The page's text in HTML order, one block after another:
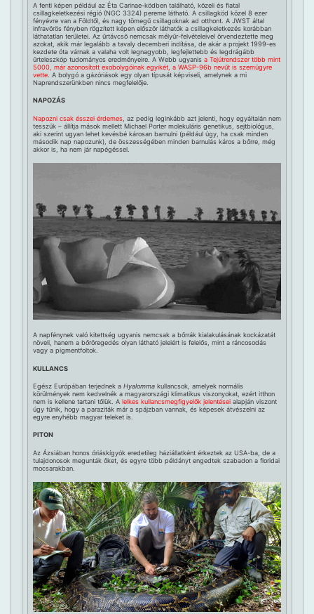
A fenti képen például az Éta Carinae-ködben található, közeli és fiatal
csillagkeletkezési régió (NGC 3324) pereme látható. A csillagköd közel 8 ezer
fényévre van a Földtől, és nagy tömegű csillagoknak ad otthont. A JWST által
infravörös fényben rögzített képen először láthatók a csillagkeletkezés korábban
láthatatlan területei. Az űrtávcső nemcsak mélyűr-felvételeivel örvendeztette meg
azokat, akik már legalább a tavaly decemberi indítása, de akár a projekt 1999-es
kezdete óta várnak a valaha volt legnagyobb, legfejlettebb és legdrágább
űrteleszkóp tudományos eredményeire. A Webb ugyanis a Tejútrendszer több mint
5000, már azonosított exobolygóinak egyikét, a WASP-96b nevűt is szemügyre
vette . A bolygó a gázóriások egy olyan típusát képviseli, amelynek a mi
Naprendszerünkben nincs megfelelője.
NAPOZÁS
Napozni csak ésszel érdemes , az pedig leginkább azt jelenti, hogy egyáltalán nem
tesszük – állítja mások mellett Michael Porter molekuláris genetikus, sejtbiológus,
aki szerint ugyan lehet kevésbé károsan barnulni (például úgy, ha csak minden
második nap napozunk), de összességében minden barnulás káros a bőrre, még
akkor is, ha nem jár napégéssel.
A napfénynek való kitettség ugyanis nemcsak a bőrrák kialakulásának kockázatát
növeli, hanem a bőröregedés olyan látható jeleiért is felelős, mint a ráncosodás
vagy a pigmentfoltok.
KULLANCS
Egész Európában terjednek a Hyalomma kullancsok, amelyek normális
körülmények nem kedvelnék a magyarországi klimatikus viszonyokat, ezért itthon
nem is kellene tartani tőlük. A lelkes kullancsmegfigyelők jelentései alapján viszont
úgy tűnik, hogy a paraziták már a spájzban vannak, és képesek átvészelni az
egyre enyhébb magyar teleket is.
PITON
Az Ázsiában honos óriáskígyók eredetileg háziállatként érkeztek az USA-ba, de a
tulajdonosok megunták őket, és egyre több példányt engedtek szabadon a floridai
mocsarakban.